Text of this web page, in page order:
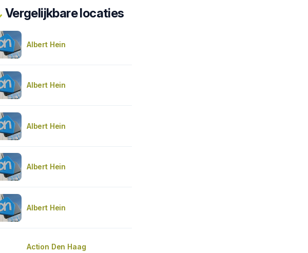
Vergelijkbare locaties
Albert Hein
Albert Hein
Albert Hein
Albert Hein
Albert Hein
Action Den Haag